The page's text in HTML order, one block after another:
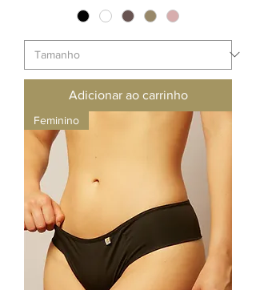
Adicionar ao carrinho
Feminino